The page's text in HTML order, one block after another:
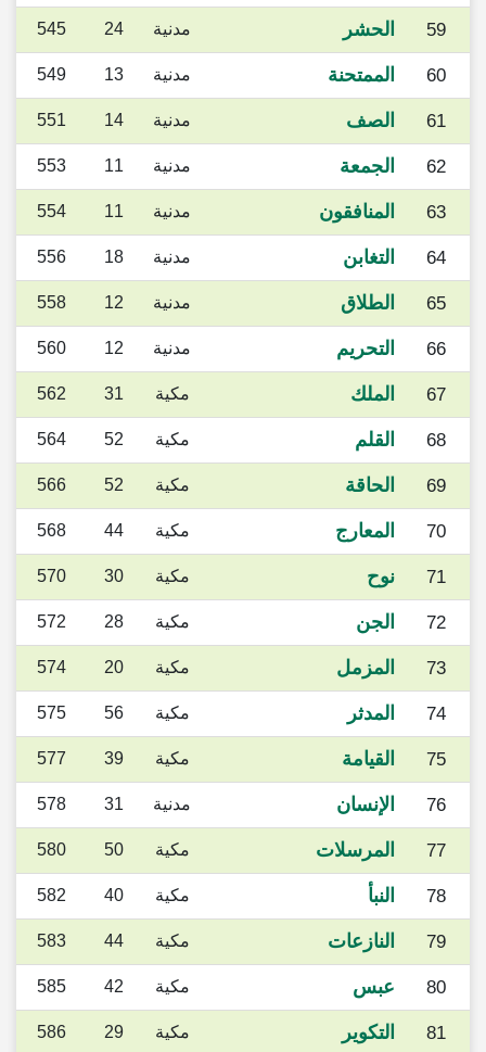
59 الحشر مدنية 24
545
60 الممتحنة مدنية 13
549
61 الصف مدنية 14
551
62 الجمعة مدنية 11
553
63 المنافقون مدنية 11
554
64 التغابن مدنية 18
556
65 الطلاق مدنية 12
558
66 التحريم مدنية 12
560
67 الملك مكية 31
562
68 القلم مكية 52
564
69 الحاقة مكية 52
566
70 المعارج مكية 44
568
71 نوح مكية 30
570
72 الجن مكية 28
572
73 المزمل مكية 20
574
74 المدثر مكية 56
575
75 القيامة مكية 39
577
76 الإنسان مدنية 31
578
77 المرسلات مكية 50
580
78 النبأ مكية 40
582
79 النازعات مكية 44
583
80 عبس مكية 42
585
81 التكوير مكية 29
586